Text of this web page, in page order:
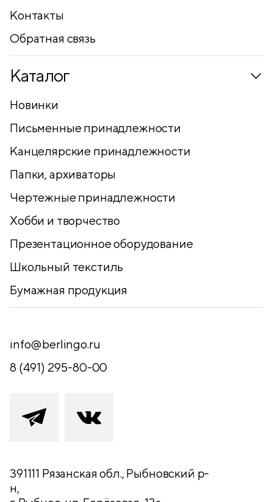
Контакты
Обратная связь
Каталог
Новинки
Письменные принадлежности
Канцелярские принадлежности
Папки, архиваторы
Чертежные принадлежности
Хобби и творчество
Презентационное оборудование
Школьный текстиль
Бумажная продукция
info@berlingo.ru
8 (491) 295-80-00
391111 Рязанская обл., Рыбновский р-
н,